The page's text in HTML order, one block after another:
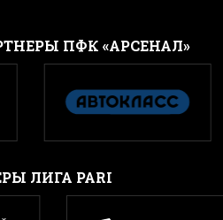
ПФК «АРСЕНАЛ»
ЛИГА PARI